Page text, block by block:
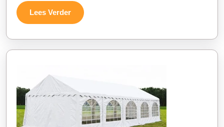
Lees VerderLees
Verder